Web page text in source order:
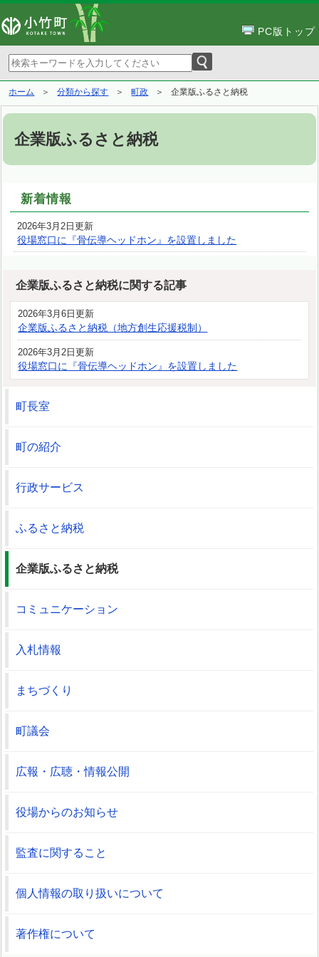
PC版トップ
ホーム 分類から探す 町政 企業版ふるさと納税
企業版ふるさと納税
新着情報
2026年3月2日更新
役場窓口に『骨伝導ヘッドホン』を設置しました
企業版ふるさと納税に関する記事
2026年3月6日更新
企業版ふるさと納税（地方創生応援税制）
2026年3月2日更新
役場窓口に『骨伝導ヘッドホン』を設置しました
町長室
町の紹介
行政サービス
ふるさと納税
企業版ふるさと納税
コミュニケーション
入札情報
まちづくり
町議会
広報・広聴・情報公開
役場からのお知らせ
監査に関すること
個人情報の取り扱いについて
著作権について